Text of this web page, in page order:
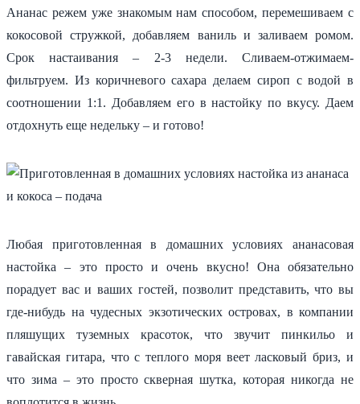
Ананас режем уже знакомым нам способом, перемешиваем с
кокосовой стружкой, добавляем ваниль и заливаем ромом.
Срок настаивания – 2-3 недели. Сливаем-отжимаем-
фильтруем. Из коричневого сахара делаем сироп с водой в
соотношении 1:1. Добавляем его в настойку по вкусу. Даем
отдохнуть еще недельку – и готово!
Любая приготовленная в домашних условиях ананасовая
настойка – это просто и очень вкусно! Она обязательно
порадует вас и ваших гостей, позволит представить, что вы
где-нибудь на чудесных экзотических островах, в компании
пляшущих туземных красоток, что звучит пинкильо и
гавайская гитара, что с теплого моря веет ласковый бриз, и
что зима – это просто скверная шутка, которая никогда не